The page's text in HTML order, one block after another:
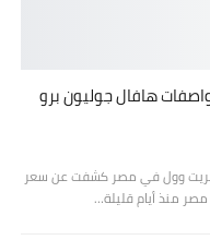
هافال جوليون برو
وول في مصر كشفت عن سعر
منذ أيام قليلة…